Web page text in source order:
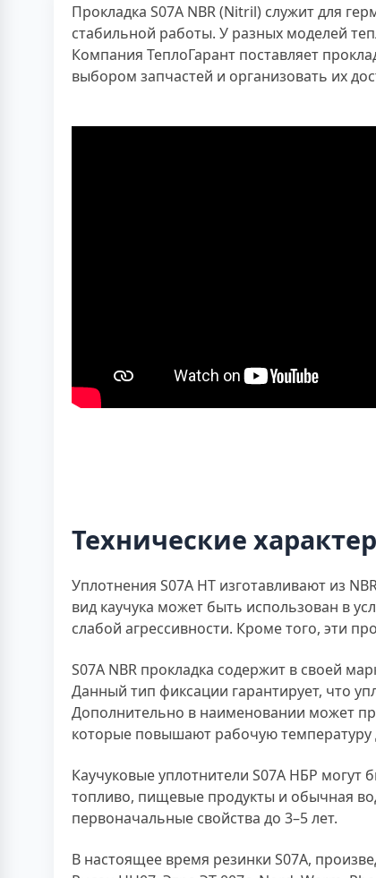
Прокладка S07A NBR (Nitril) служит для
стабильной работы. У разных моделей
Компания ТеплоГарант поставляет
выбором запчастей и организовать их
Технические
Уплотнения S07A HT изготавливают из
вид каучука может быть использован в
слабой агрессивности. Кроме того, эти
S07A NBR прокладка содержит в своей
Данный тип фиксации гарантирует, что
Дополнительно в наименовании может
которые повышают рабочую температуру
Каучуковые уплотнители S07A НБР
топливо, пищевые продукты и обычная
первоначальные свойства до 3–5 лет.
В настоящее время резинки S07A,